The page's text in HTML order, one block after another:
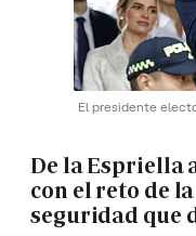
El presidente
De la Espriella
con el reto de
seguridad que